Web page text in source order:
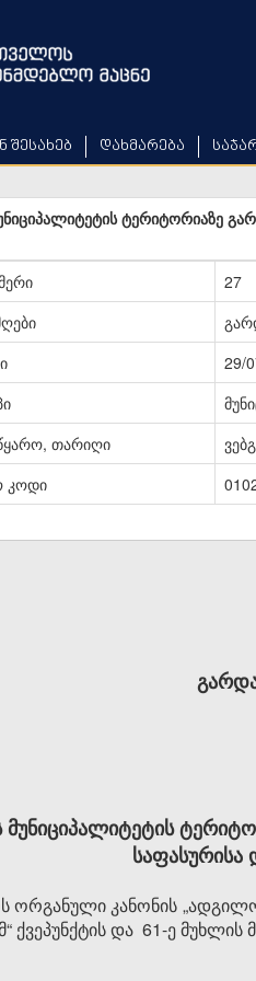
შესახებ დახმარება
ტერიტორიაზე
27
29/
თარიღი
კოდი
მუნიციპალიტეტის
საფასურისა
კანონის
ქვეპუნქტის და 61-ე